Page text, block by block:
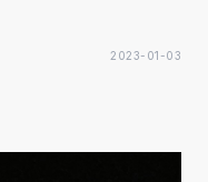
2023-01-03